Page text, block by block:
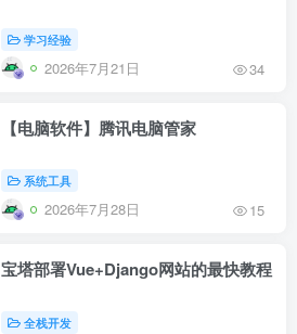
学习经验
2026年7月21日 34
【电脑软件】腾讯电脑管家
系统工具
2026年7月28日 15
宝塔部署Vue+Django网站的最快教程
全栈开发